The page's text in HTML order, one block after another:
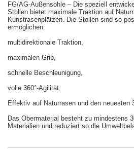
FG/AG-Außensohle – Die speziell
Stollen bietet maximale Traktion auf
Kunstrasenplätzen. Die Stollen sind so
ermöglichen:
multidirektionale Traktion,
maximalen Grip,
schnelle Beschleunigung,
volle 360°-Agilität.
Effektiv auf Naturrasen und den neuesten
Das Obermaterial besteht zu mindestens
Materialien und reduziert so die